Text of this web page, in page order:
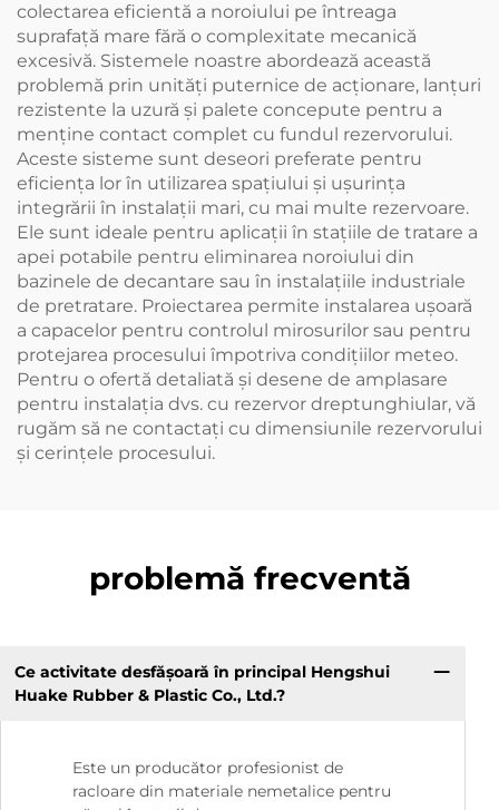
colectarea eficientă a noroiului pe întreaga
suprafață mare fără o complexitate mecanică
excesivă. Sistemele noastre abordează această
problemă prin unități puternice de acționare, lanțuri
rezistente la uzură și palete concepute pentru a
menține contact complet cu fundul rezervorului.
Aceste sisteme sunt deseori preferate pentru
eficiența lor în utilizarea spațiului și ușurința
integrării în instalații mari, cu mai multe rezervoare.
Ele sunt ideale pentru aplicații în stațiile de tratare a
apei potabile pentru eliminarea noroiului din
bazinele de decantare sau în instalațiile industriale
de pretratare. Proiectarea permite instalarea ușoară
a capacelor pentru controlul mirosurilor sau pentru
protejarea procesului împotriva condițiilor meteo.
Pentru o ofertă detaliată și desene de amplasare
pentru instalația dvs. cu rezervor dreptunghiular, vă
rugăm să ne contactați cu dimensiunile rezervorului
și cerințele procesului.
problemă frecventă
Ce activitate desfășoară în principal Hengshui
Huake Rubber & Plastic Co., Ltd.?
Este un producător profesionist de
racloare din materiale nemetalice pentru